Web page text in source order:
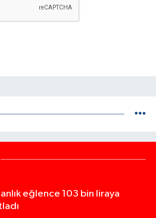
eğlence 103 bin liraya